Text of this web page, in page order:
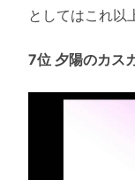
としてはこれ以
7位 夕陽のカス